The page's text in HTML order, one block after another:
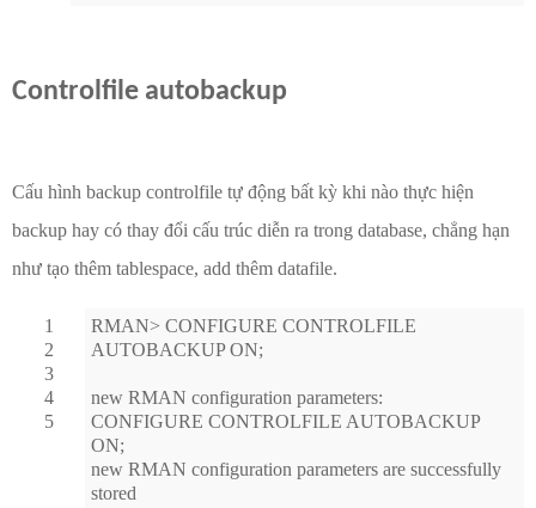
Controlfile autobackup
Cấu hình backup controlfile tự động bất kỳ khi nào thực hiện
backup hay có thay đổi cấu trúc diễn ra trong database, chẳng hạn
như tạo thêm tablespace, add thêm datafile.
1
2
3
4
5
RMAN> CONFIGURE CONTROLFILE
AUTOBACKUP ON;
new RMAN configuration parameters:
CONFIGURE CONTROLFILE AUTOBACKUP
ON;
new RMAN configuration parameters are successfully
stored